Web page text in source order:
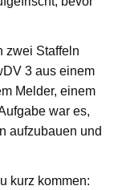
zwei Staffeln
3 aus einem
Melder, einem
war es,
aufzubauen und
kurz kommen: